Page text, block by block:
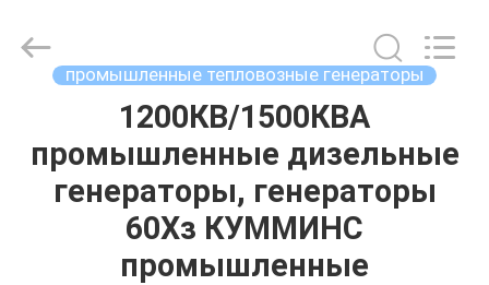
ПРОДУКТЫ
POWER
CO.,LTD.
промышленные тепловозные генераторы
1200КВ/1500КВА
промышленные дизельные
генераторы, генераторы
60Хз КУММИНС
промышленные